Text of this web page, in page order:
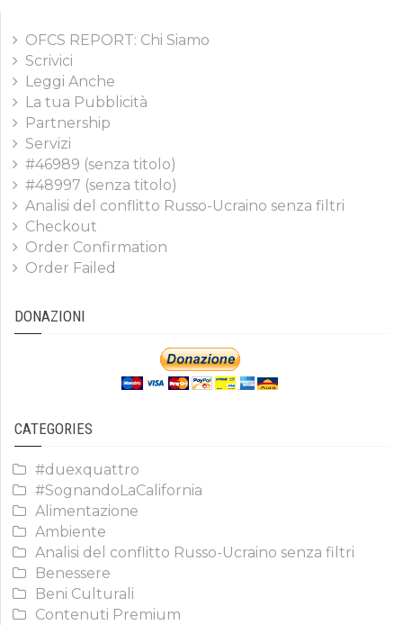
OFCS REPORT: Chi Siamo
Scrivici
Leggi Anche
La tua Pubblicità
Partnership
Servizi
#46989 (senza titolo)
#48997 (senza titolo)
Analisi del conflitto Russo-Ucraino senza filtri
Checkout
Order Confirmation
Order Failed
DONAZIONI
CATEGORIES
#duexquattro
#SognandoLaCalifornia
Alimentazione
Ambiente
Analisi del conflitto Russo-Ucraino senza filtri
Benessere
Beni Culturali
Contenuti Premium